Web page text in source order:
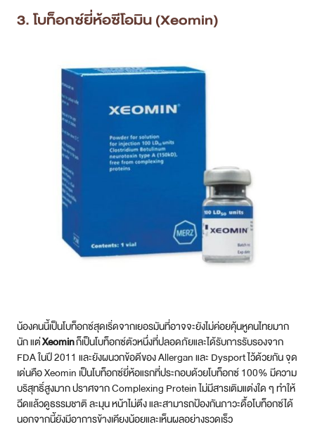
3. โบท็อกซ์ยี่ห้อซีโอมิน (Xeomin)
น้องคนนี้เป็นโบท็อกซ์สุดเริ่ดจากเยอรมันที่อาจจะยังไม่ค่อยคุ้นหูคนไทยมาก
นัก แต่Xeominก็เป็นโบท็อกซ์ตัวหนึ่งที่ปลอดภัยและได้รับการรับรองจาก
FDA ในปี 2011 และยังผนวกข้อดีของ Allergan และ Dysport ไว้ด้วยกัน จุด
เด่นคือ Xeomin เป็นโบท็อกซ์ยี่ห้อแรกที่ประกอบด้วยโบท็อกซ์ 100% มีความ
บริสุทธิ์สูงมาก ปราศจาก Complexing Protein ไม่มีสารเติมแต่งใด ๆ ทำให้
ฉีดแล้วดูธรรมชาติ ละมุน หน้าไม่ตึง และสามารถป้องกันภาวะดื้อโบท็อกซ์ได้
นอกจากนี้ยังมีอาการข้างเคียงน้อยและเห็นผลอย่างรวดเร็ว